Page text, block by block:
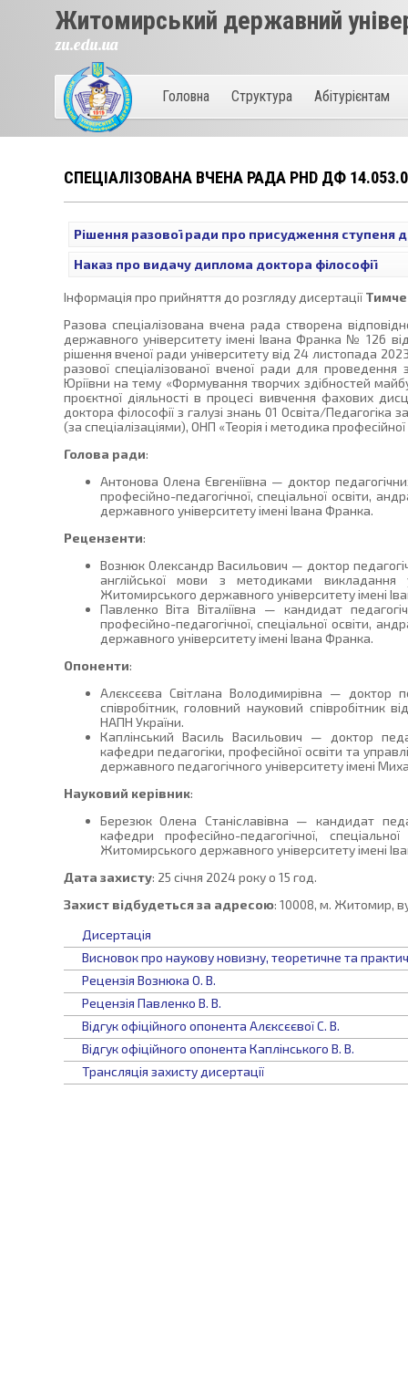
Житомирський державний
zu.edu.ua
Головна Структура Абітурієнтам
СПЕЦІАЛІЗОВАНА ВЧЕНА РАДА PHD ДФ
Рішення разової ради про присудження ступеня
Наказ про видачу диплома доктора філософії
Інформація про прийняття до розгляду дисертації
Разова спеціалізована вчена рада створена
державного університету імені Івана Франка № 126
рішення вченої ради університету від 24 листопада
разової спеціалізованої вченої ради для
Юріївни на тему «Формування творчих здібностей
проєктної діяльності в процесі вивчення фахових
доктора філософії з галузі знань 01 Освіта/Педагогіка
(за спеціалізаціями), ОНП «Теорія і методика професійної
Голова ради:
Антонова Олена Євгеніївна — доктор
професійно-педагогічної, спеціальної освіти,
державного університету імені Івана Франка.
Рецензенти:
Вознюк Олександр Васильович — доктор
англійської мови з методиками викладання
Житомирського державного університету імені
Павленко Віта Віталіївна — кандидат
професійно-педагогічної, спеціальної освіти,
державного університету імені Івана Франка.
Опоненти:
Алєксєєва Світлана Володимирівна — доктор
співробітник, головний науковий співробітник
НАПН України.
Каплінський Василь Васильович — доктор
кафедри педагогіки, професійної освіти та
державного педагогічного університету імені
Науковий керівник:
Березюк Олена Станіславівна — кандидат
кафедри професійно-педагогічної,
Житомирського державного університету імені
Дата захисту: 25 січня 2024 року о 15 год.
Захист відбудеться за адресою: 10008, м. Житомир,
Дисертація
Висновок про наукову новизну, теоретичне та
Рецензія Вознюка О. В.
Рецензія Павленко В. В.
Відгук офіційного опонента Алєксєєвої С. В.
Відгук офіційного опонента Каплінського В. В.
Трансляція захисту дисертації